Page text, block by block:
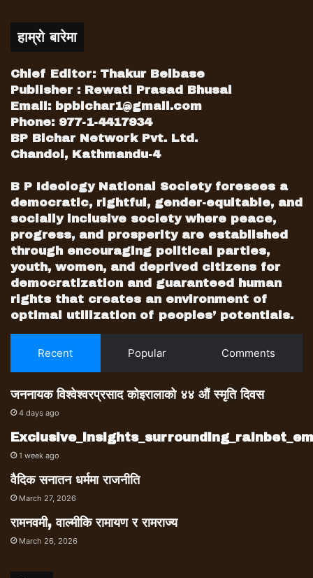
हाम्रो बारेमा
Chief Editor: Thakur Belbase
Publisher : Rewati Prasad Bhusal
Email: bpbichar1@gmail.com
Phone: 977-1-4417934
BP Bichar Network Pvt. Ltd.
Chandol, Kathmandu-4
B P Ideology National Society foresees a
democratic, rightful, gender-equitable, and
socially inclusive society where peace,
progress, and prosperity are established
through encouraging political parties,
youth, women, and deprived citizens for
democratization and guaranteed human
rights that creates an environment of
optimal utilization of peoples’ potentials.
Recent Popular Comments
जननायक विश्वेश्वरप्रसाद कोइरालाको ४४ औं स्मृति दिवस
4 days ago
1 week ago
वैदिक सनातन धर्ममा राजनीति
March 27, 2026
रामनवमी, वाल्मीकि रामायण र रामराज्य
March 26, 2026